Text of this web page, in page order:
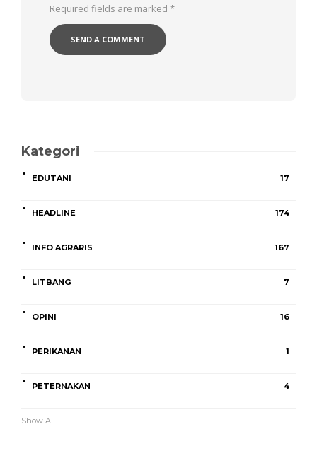
Required fields are marked *
Kategori
EDUTANI 17
HEADLINE 174
INFO AGRARIS 167
LITBANG 7
OPINI 16
PERIKANAN 1
PETERNAKAN 4
Show All